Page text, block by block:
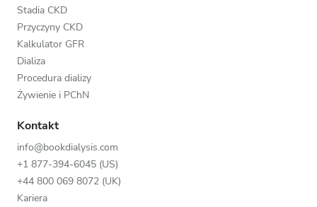
Stadia CKD
Przyczyny CKD
Kalkulator GFR
Dializa
Procedura dializy
Żywienie i PChN
Kontakt
info@bookdialysis.com
+1 877-394-6045 (US)
+44 800 069 8072 (UK)
Kariera